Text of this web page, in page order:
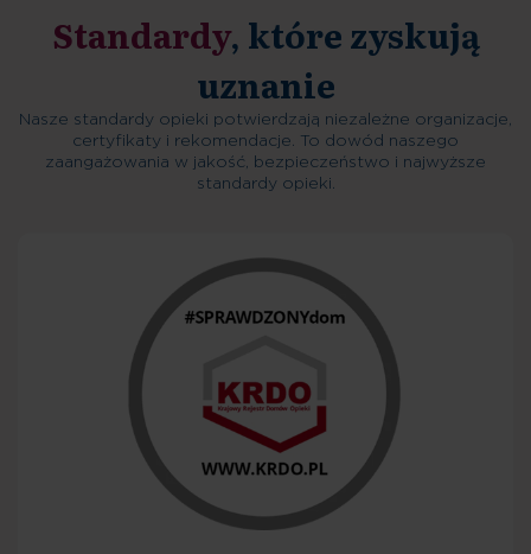
Decyzja o przyjęciu
Standardy, które zyskują
uznanie
Nasze standardy opieki potwierdzają niezależne organizacje,
certyfikaty i rekomendacje. To dowód naszego
zaangażowania w jakość, bezpieczeństwo i najwyższe
standardy opieki.